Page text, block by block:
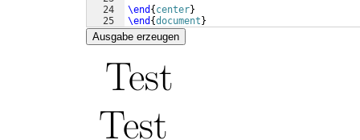
24
25
\end { center}
\end {document }
Ausgabe erzeugen